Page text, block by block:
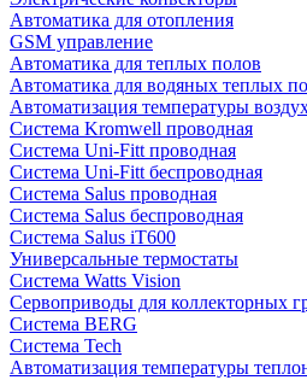
Автоматика для отопления
GSM управление
Автоматика для теплых полов
Автоматика для водяных теплых
Автоматизация температуры
Система Kromwell проводная
Система Uni-Fitt проводная
Система Uni-Fitt беспроводная
Система Salus проводная
Система Salus беспроводная
Система Salus iT600
Универсальные термостаты
Система Watts Vision
Сервоприводы для коллекторных
Система BERG
Система Tech
Автоматизация температуры